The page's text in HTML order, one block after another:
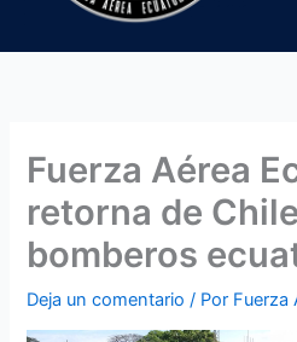
Fuerza Aérea
retorna de
bomberos
Deja un comentario / Por Fuerza